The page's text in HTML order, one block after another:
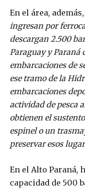
En el área, además,
ingresan por
descargan 2.500
Paraguay y Paraná
embarcaciones de
ese tramo de la
embarcaciones
actividad de pesca
obtienen el
espinel o un
preservar esos
En el Alto Paraná,
capacidad de 500